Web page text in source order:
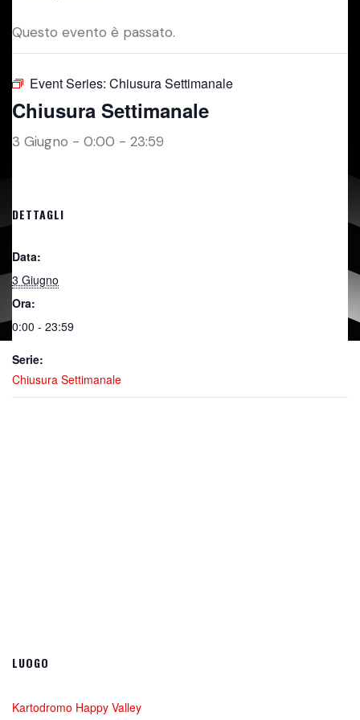
Questo evento è passato.
Event Series: Chiusura Settimanale
Chiusura Settimanale
3 Giugno - 0:00 - 23:59
DETTAGLI
Data:
3 Giugno
Ora:
0:00 - 23:59
Serie:
Chiusura Settimanale
LUOGO
Kartodromo Happy Valley